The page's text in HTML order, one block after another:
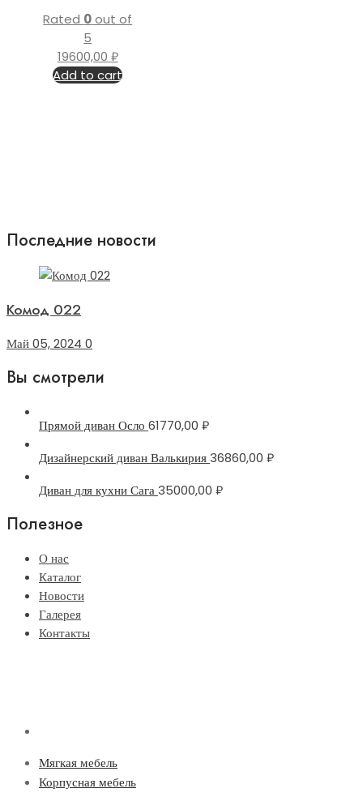
Rated 0out of
5
19600,00 ₽
Add to cart
Последние новости
Комод 022
Май 05, 2024 0
Вы смотрели
Прямой диван Осло 61770,00 ₽
Дизайнерский диван Валькирия36860,00 ₽
Диван для кухни Сага35000,00 ₽
Полезное
О нас
Каталог
Новости
Галерея
Контакты
Мягкая мебель
Корпусная мебель